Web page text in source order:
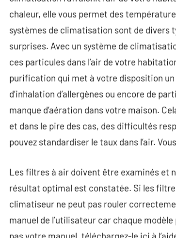
chaleur, elle vous permet des
systèmes de climatisation sont de divers
surprises. Avec un système de
ces particules dans l’air de votre
purification qui met à votre disposition
d’inhalation d’allergènes ou encore de
manque d’aération dans votre maison.
et dans le pire des cas, des difficultés
pouvez standardiser le taux dans l’air.
Les filtres à air doivent être examinés et
résultat optimal est constatée. Si les
climatiseur ne peut pas rouler
manuel de l’utilisateur car chaque
pas votre manuel, téléchargez-le ici à